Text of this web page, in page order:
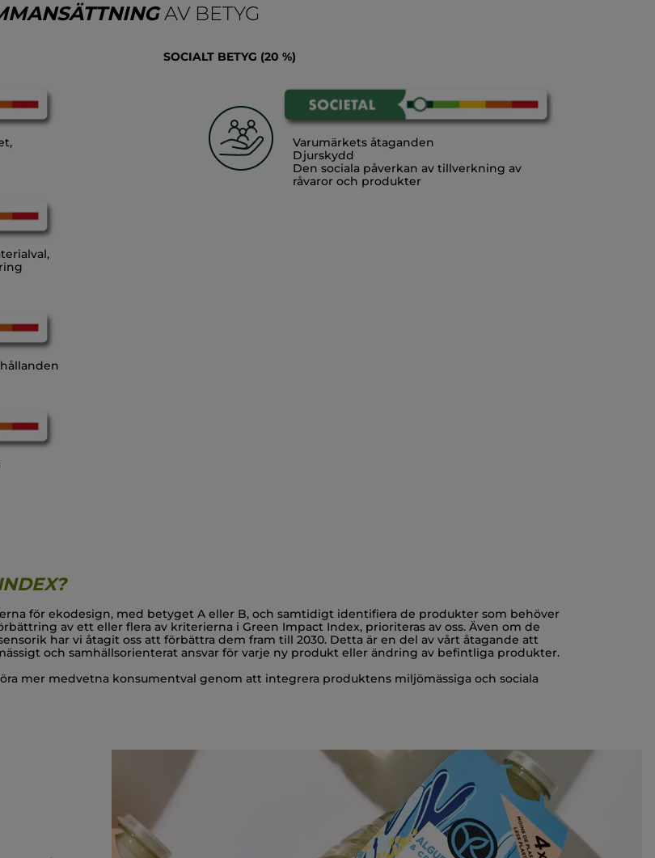
AV BETYG
SOCIALT BETYG (20 %)
Varumärkets åtaganden
Djurskydd
Den sociala påverkan av tillverkning av
råvaror och produkter
för ekodesign, med betyget A eller B, och samtidigt identifiera de produkter som behöver
av ett eller flera av kriterierna i Green Impact Index, prioriteras av oss. Även om de
har vi åtagit oss att förbättra dem fram till 2030. Detta är en del av vårt åtagande att
och samhällsorienterat ansvar för varje ny produkt eller ändring av befintliga produkter.
mer medvetna konsumentval genom att integrera produktens miljömässiga och sociala